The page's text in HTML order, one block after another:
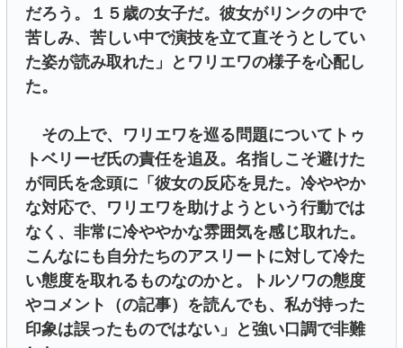
だろう。１５歳の女子だ。彼女がリンクの中で
苦しみ、苦しい中で演技を立て直そうとしてい
た姿が読み取れた」とワリエワの様子を心配し
た。
その上で、ワリエワを巡る問題についてトゥ
トベリーゼ氏の責任を追及。名指しこそ避けた
が同氏を念頭に「彼女の反応を見た。冷ややか
な対応で、ワリエワを助けようという行動では
なく、非常に冷ややかな雰囲気を感じ取れた。
こんなにも自分たちのアスリートに対して冷た
い態度を取れるものなのかと。トルソワの態度
やコメント（の記事）を読んでも、私が持った
印象は誤ったものではない」と強い口調で非難